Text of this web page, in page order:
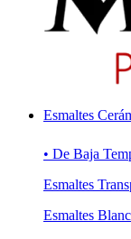
Esmaltes
• De Baja
Esmaltes
Esmaltes